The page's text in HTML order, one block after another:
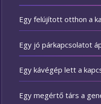
Egy felújított otthon a
Egy jó párkapcsolatot
Egy kávégép lett a
Egy megértő társ a